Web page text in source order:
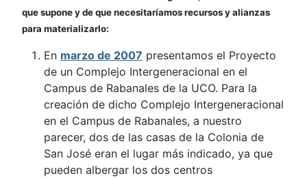
que supone y de que necesitaríamos recursos y alianzas
para materializarlo:
En marzo de 2007 presentamos el Proyecto
de un Complejo Intergeneracional en el
Campus de Rabanales de la UCO. Para la
creación de dicho Complejo Intergeneracional
en el Campus de Rabanales, a nuestro
parecer, dos de las casas de la Colonia de
San José eran el lugar más indicado, ya que
pueden albergar los dos centros